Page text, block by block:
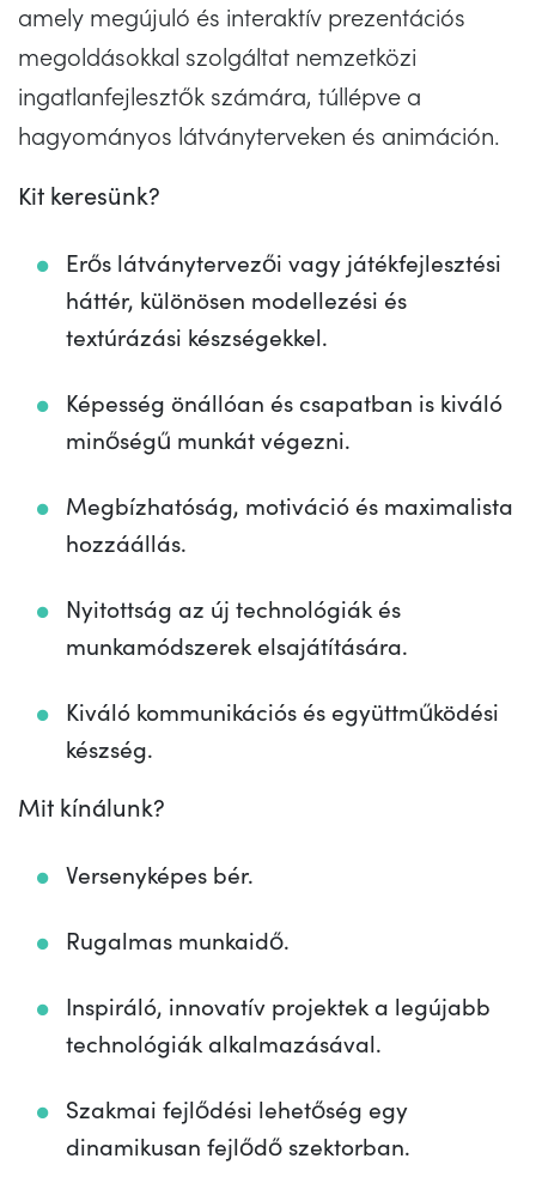
amely megújuló és interaktív prezentációs
megoldásokkal szolgáltat nemzetközi
ingatlanfejlesztők számára, túllépve a
hagyományos látványterveken és animáción.
Kit keresünk?
Erős látványtervezői vagy játékfejlesztési
háttér, különösen modellezési és
textúrázási készségekkel.
Képesség önállóan és csapatban is kiváló
minőségű munkát végezni.
Megbízhatóság, motiváció és maximalista
hozzáállás.
Nyitottság az új technológiák és
munkamódszerek elsajátítására.
Kiváló kommunikációs és együttműködési
készség.
Mit kínálunk?
Versenyképes bér.
Rugalmas munkaidő.
Inspiráló, innovatív projektek a legújabb
technológiák alkalmazásával.
Szakmai fejlődési lehetőség egy
dinamikusan fejlődő szektorban.